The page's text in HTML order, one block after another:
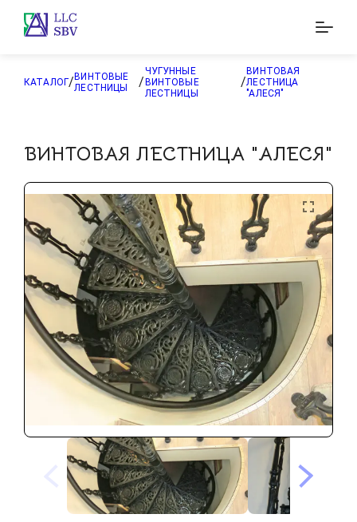
КАТАЛОГ/ВИНТОВЫЕ
ЛЕСТНИЦЫ
/
ЧУГУННЫЕ
ВИНТОВЫЕ
ЛЕСТНИЦЫ
/
ВИНТОВАЯ
ЛЕСТНИЦА
"АЛЕСЯ"
ВИНТОВАЯ ЛЕСТНИЦА "АЛЕСЯ"